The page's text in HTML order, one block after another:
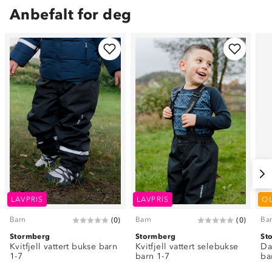
Anbefalt for deg
LAVPRIS
Barn (0)
Stormberg
Kvitfjell vattert bukse barn
1-7
LAVPRIS
Barn (0)
Stormberg
Kvitfjell vattert selebukse
barn 1-7